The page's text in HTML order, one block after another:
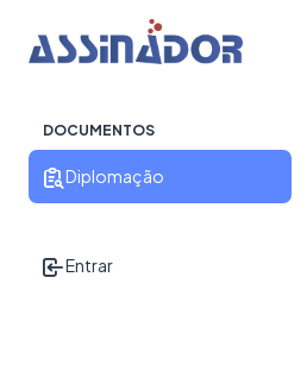
DOCUMENTOS
Diplomação
Entrar